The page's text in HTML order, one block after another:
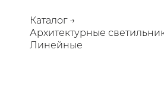
Каталог →
Архитектурные
Линейные